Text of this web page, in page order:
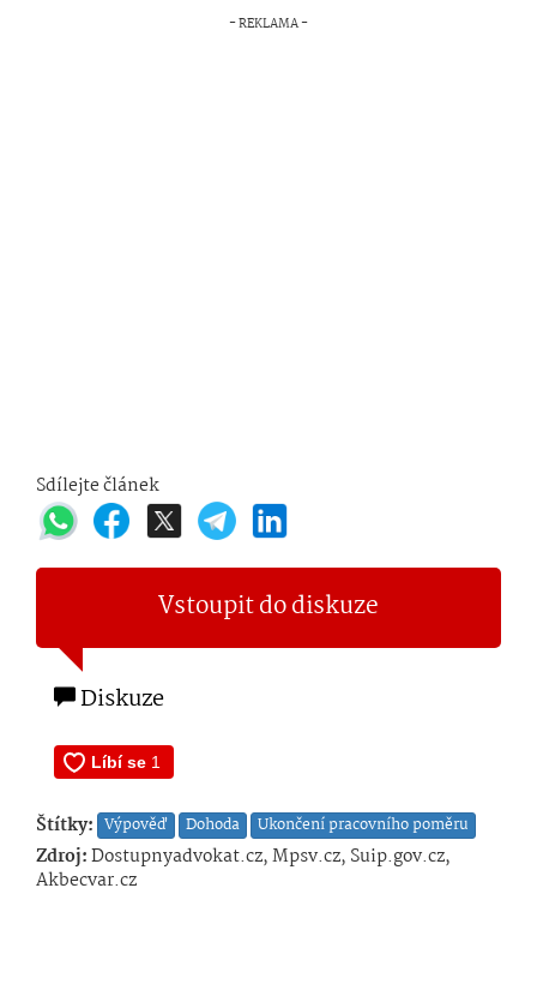
Sdílejte článek
Vstoupit do diskuze
Diskuze
Štítky: Výpověď Dohoda Ukončení pracovního poměru
Zdroj:Dostupnyadvokat.cz, Mpsv.cz, Suip.gov.cz,
Akbecvar.cz